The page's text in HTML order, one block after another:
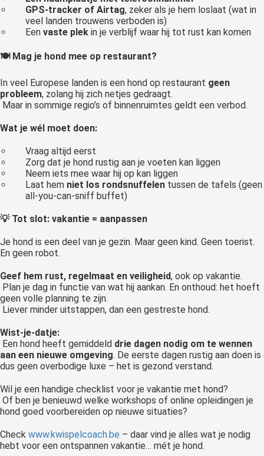
GPS-tracker of Airtag, zeker als je hem loslaat (wat in
veel landen trouwens verboden is)
Eenvaste plek in je verblijf waar hij tot rust kan komen
🍽️ Mag je hond mee op restaurant?
In veel Europese landen is een hond op restaurant geen
probleem, zolang hij zich netjes gedraagt.
Maar in sommige regio’s of binnenruimtes geldt een verbod.
Wat je wél moet doen:
Vraag altijd eerst
Zorg dat je hond rustig aan je voeten kan liggen
Neem iets mee waar hij op kan liggen
Laat hem niet los rondsnuffelen tussen de tafels (geen
all-you-can-sniff buffet)
💡 Tot slot: vakantie = aanpassen
Je hond is een deel van je gezin. Maar geen kind. Geen toerist.
En geen robot.
Geef hem rust, regelmaat en veiligheid, ook op vakantie.
Plan je dag in functie van wat hij aankan. En onthoud: het hoeft
geen volle planning te zijn.
Liever minder uitstappen, dan een gestreste hond.
Wist-je-datje:
Een hond heeft gemiddeld drie dagen nodig om te wennen
aan een nieuwe omgeving. De eerste dagen rustig aan doen is
dus geen overbodige luxe – het is gezond verstand.
Wil je een handige checklist voor je vakantie met hond?
Of ben je benieuwd welke workshops of online opleidingen je
hond goed voorbereiden op nieuwe situaties?
Check www.kwispelcoach.be – daar vind je alles wat je nodig
hebt voor een ontspannen vakantie… mét je hond.